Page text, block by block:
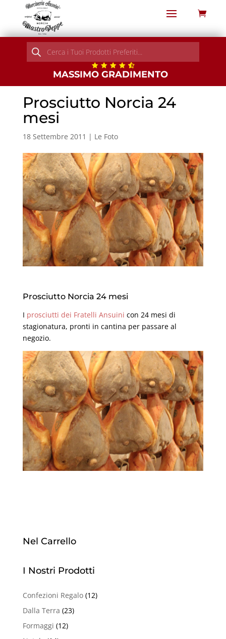
Products
search
MASSIMO GRADIMENTO
Prosciutto Norcia 24
mesi
18 Settembre 2011 | Le Foto
Prosciutto Norcia 24 mesi
I prosciutti dei Fratelli Ansuini con 24 mesi di
stagionatura, pronti in cantina per passare al
negozio.
Nel Carrello
I Nostri Prodotti
Confezioni Regalo (12)
Dalla Terra (23)
Formaggi (12)